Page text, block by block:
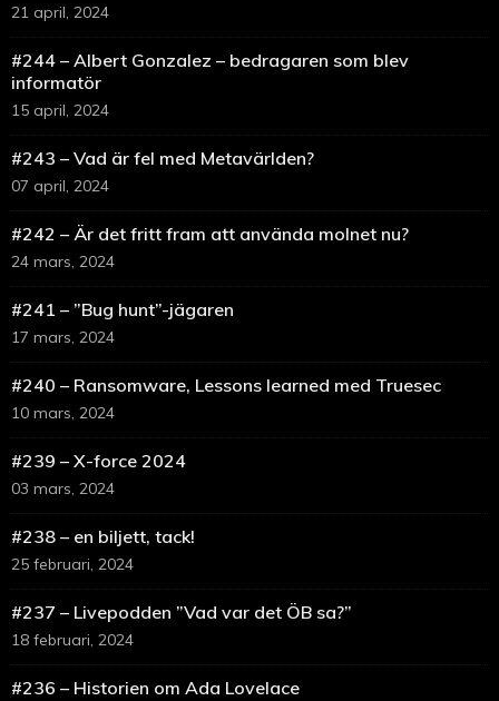
21 april, 2024
#244 – Albert Gonzalez – bedragaren som blev
informatör
15 april, 2024
#243 – Vad är fel med Metavärlden?
07 april, 2024
#242 – Är det fritt fram att använda molnet nu?
24 mars, 2024
#241 – ”Bug hunt”-jägaren
17 mars, 2024
#240 – Ransomware, Lessons learned med Truesec
10 mars, 2024
#239 – X-force 2024
03 mars, 2024
#238 – en biljett, tack!
25 februari, 2024
#237 – Livepodden ”Vad var det ÖB sa?”
18 februari, 2024
#236 – Historien om Ada Lovelace